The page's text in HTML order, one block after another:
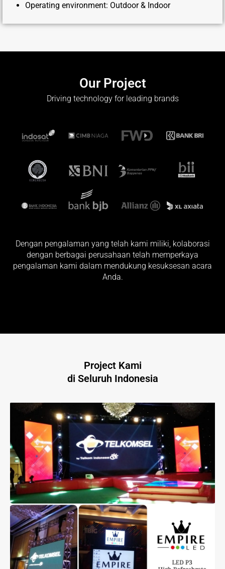
Operating environment: Outdoor & Indoor
Our Project
Driving technology for leading brands
Dengan pengalaman yang telah kami miliki, kolaborasi
dengan berbagai perusahaan telah memperkaya
pengalaman kami dalam mendukung kesuksesan acara
Anda.
Project Kami
di Seluruh Indonesia